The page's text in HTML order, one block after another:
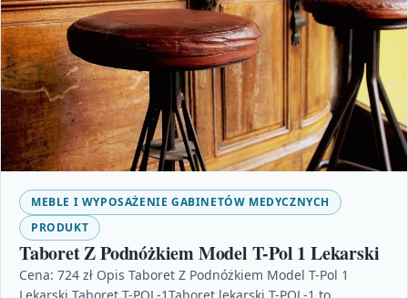
MEBLE I WYPOSAŻENIE GABINETÓW MEDYCZNYCH
PRODUKT
Taboret Z Podnóżkiem Model T-Pol 1 Lekarski
Cena: 724 zł Opis Taboret Z Podnóżkiem Model T-Pol 1